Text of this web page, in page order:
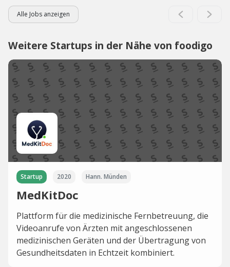
Alle Jobs anzeigen
Weitere Startups in der Nähe von foodigo
Startup 2020 Hann. Münden
MedKitDoc
Plattform für die medizinische Fernbetreuung, die
Videoanrufe von Ärzten mit angeschlossenen
medizinischen Geräten und der Übertragung von
Gesundheitsdaten in Echtzeit kombiniert.